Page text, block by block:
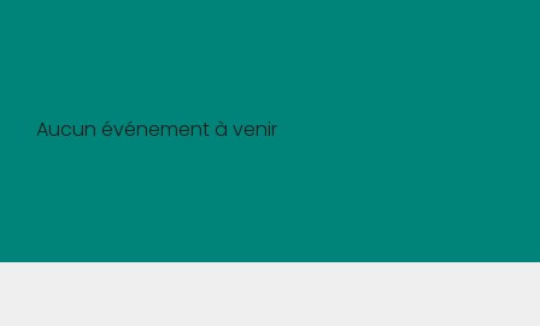
Aucun événement à venir